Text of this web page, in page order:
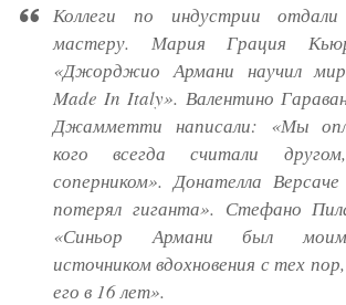
Коллеги по индустрии
мастеру. Мария Грация
«Джорджио Армани научил мир
Made In Italy». Валентино
Джамметти написали: «Мы
кого всегда считали
соперником». Донателла
потерял гиганта». Стефано
«Синьор Армани был моим
источником вдохновения с тех
его в 16 лет».